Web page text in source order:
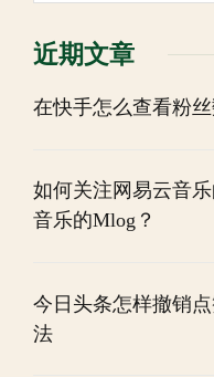
近期文章
在快手怎么查看粉
如何关注网易云音
音乐的Mlog？
今日头条怎样撤销
法